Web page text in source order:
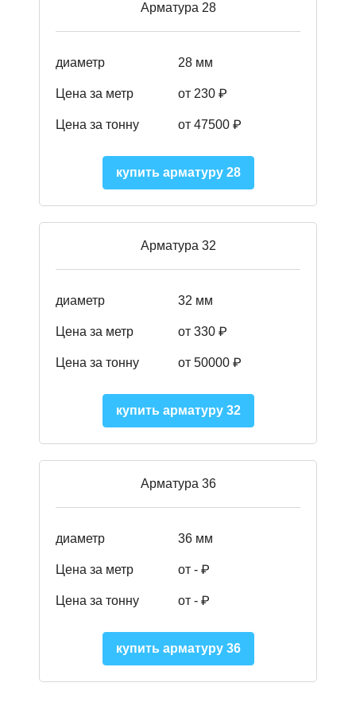
Арматура 28
диаметр 28 мм
Цена за метр от 230 ₽
Цена за тонну от 47500 ₽
купить арматуру 28
Арматура 32
диаметр 32 мм
Цена за метр от 330 ₽
Цена за тонну от 50000 ₽
купить арматуру 32
Арматура 36
диаметр 36 мм
Цена за метр от - ₽
Цена за тонну от - ₽
купить арматуру 36